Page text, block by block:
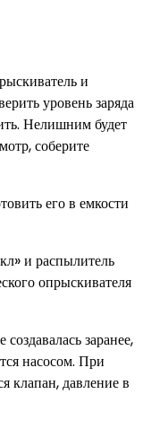
и
уровень заряда
Нелишним будет
соберите
его в емкости
и распылитель
опрыскивателя
заранее,
насосом. При
клапан, давление в